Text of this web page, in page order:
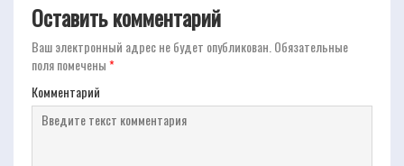
Оставить комментарий
Ваш электронный адрес не будет опубликован. Обязательные
поля помечены*
Комментарий